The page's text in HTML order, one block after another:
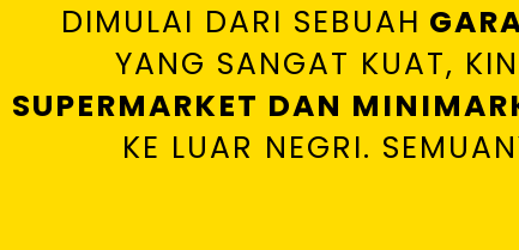
DIMULAI DARI SEBUAH
YANG SANGAT KUAT,
SUPERMARKET DAN
KE LUAR NEGRI.